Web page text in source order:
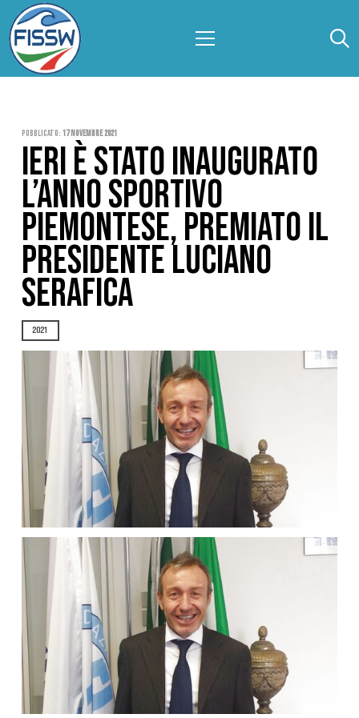
Pubblicato: 17 Novembre 2021
IERI È STATO INAUGURATO
L’ANNO SPORTIVO
PIEMONTESE, PREMIATO IL
PRESIDENTE LUCIANO
SERAFICA
2021